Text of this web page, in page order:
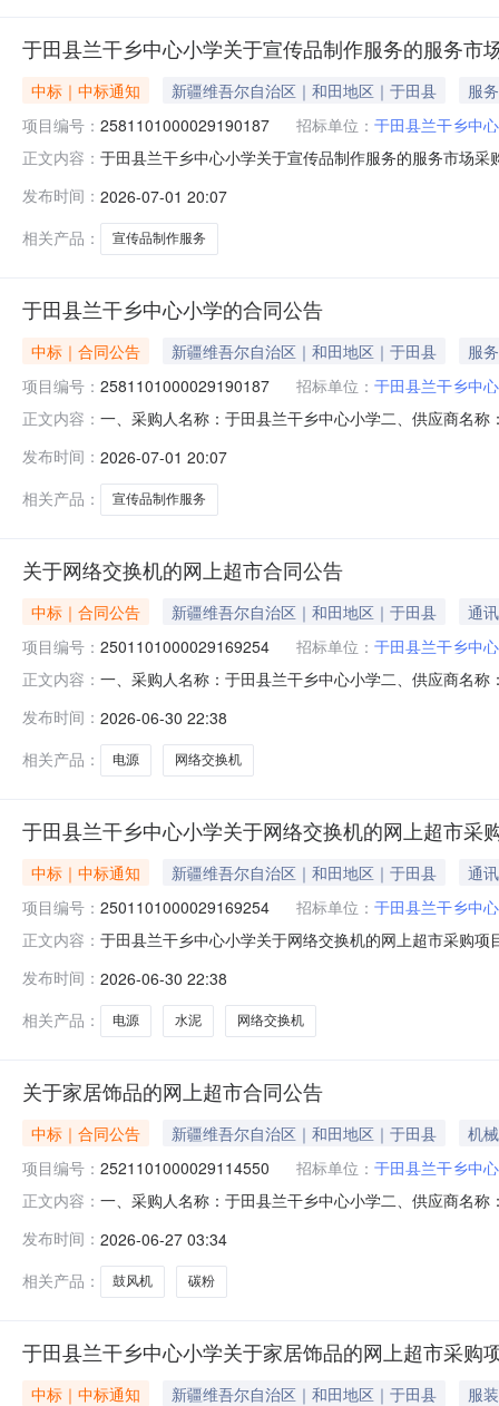
于田县兰干乡中心小学关于宣传品制作服务的服务市
中标｜中标通知 新疆维吾尔自治区｜和田地区｜于田县
服
项目编号： 2581101000029190187 招标单位： 于田县兰干乡中
正文内容： 于田县兰干乡中心小学关于宣传品制作服务的服务市场
（元）:项目所在行政区划编码:653226项目所在行政区
发布时间： 2026-07-01 20:07
相关产品：
宣传品制作服务
于田县兰干乡中心小学的合同公告
中标｜合同公告 新疆维吾尔自治区｜和田地区｜于田县
服
项目编号： 2581101000029190187 招标单位： 于田县兰干乡中
正文内容： 一、采购人名称：于田县兰干乡中心小学二、供应商名
务要求或标的基本概况：七、其它事项：详见附件中的
发布时间： 2026-07-01 20:07
相关产品：
宣传品制作服务
关于网络交换机的网上超市合同公告
中标｜合同公告 新疆维吾尔自治区｜和田地区｜于田县
通
项目编号： 2501101000029169254 招标单位： 于田县兰干乡中
正文内容： 一、采购人名称：于田县兰干乡中心小学二、供应商名
TP-LINK5口交换机台5.00753752水星S1168口百兆交
发布时间： 2026-06-30 22:38
相关产品：
电源 网络交换机
于田县兰干乡中心小学关于网络交换机的网上超市采
中标｜中标通知 新疆维吾尔自治区｜和田地区｜于田县
通
项目编号： 2501101000029169254 招标单位： 于田县兰干乡中
正文内容： 于田县兰干乡中心小学关于网络交换机的网上超市采购
目所在行政区划编码:653226项目所在行政区划名称:新
发布时间： 2026-06-30 22:38
相关产品：
电源 水泥 网络交换机
关于家居饰品的网上超市合同公告
中标｜合同公告 新疆维吾尔自治区｜和田地区｜于田县
机
项目编号： 2521101000029114550 招标单位： 于田县兰干乡中
正文内容： 一、采购人名称：于田县兰干乡中心小学二、供应商名
1.002802802新盛其它油墨碳粉新盛碳粉瓶9.0025225服
系电话：166
发布时间： 2026-06-27 03:34
相关产品：
鼓风机 碳粉
于田县兰干乡中心小学关于家居饰品的网上超市采购
中标｜中标通知 新疆维吾尔自治区｜和田地区｜于田县
服